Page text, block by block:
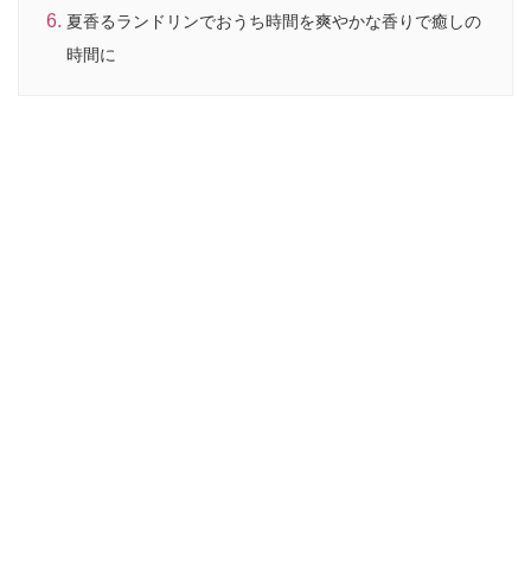
夏香るランドリンでおうち時間を爽やかな香りで癒しの
時間に